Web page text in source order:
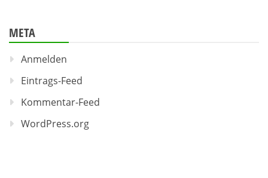
META
Anmelden
Eintrags-Feed
Kommentar-Feed
WordPress.org